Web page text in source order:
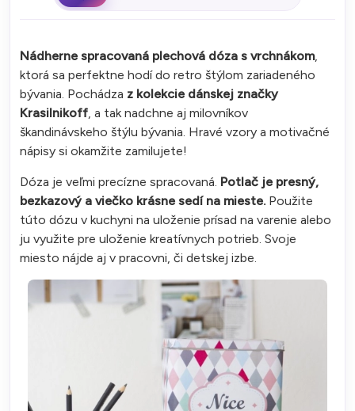
Nádherne spracovaná plechová dóza s vrchnákom,
ktorá sa perfektne hodí do retro štýlom zariadeného
bývania. Pochádza z kolekcie dánskej značky
Krasilnikoff , a tak nadchne aj milovníkov
škandinávskeho štýlu bývania. Hravé vzory a motivačné
nápisy si okamžite zamilujete!
Dóza je veľmi precízne spracovaná. Potlač je presný,
bezkazový a viečko krásne sedí na mieste. Použite
túto dózu v kuchyni na uloženie prísad na varenie alebo
ju využite pre uloženie kreatívnych potrieb. Svoje
miesto nájde aj v pracovni, či detskej izbe.